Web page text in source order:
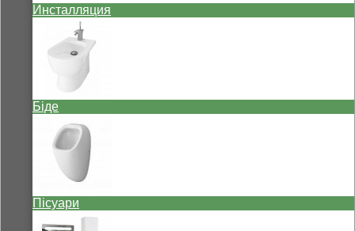
Инсталляция
Біде
Пісуари